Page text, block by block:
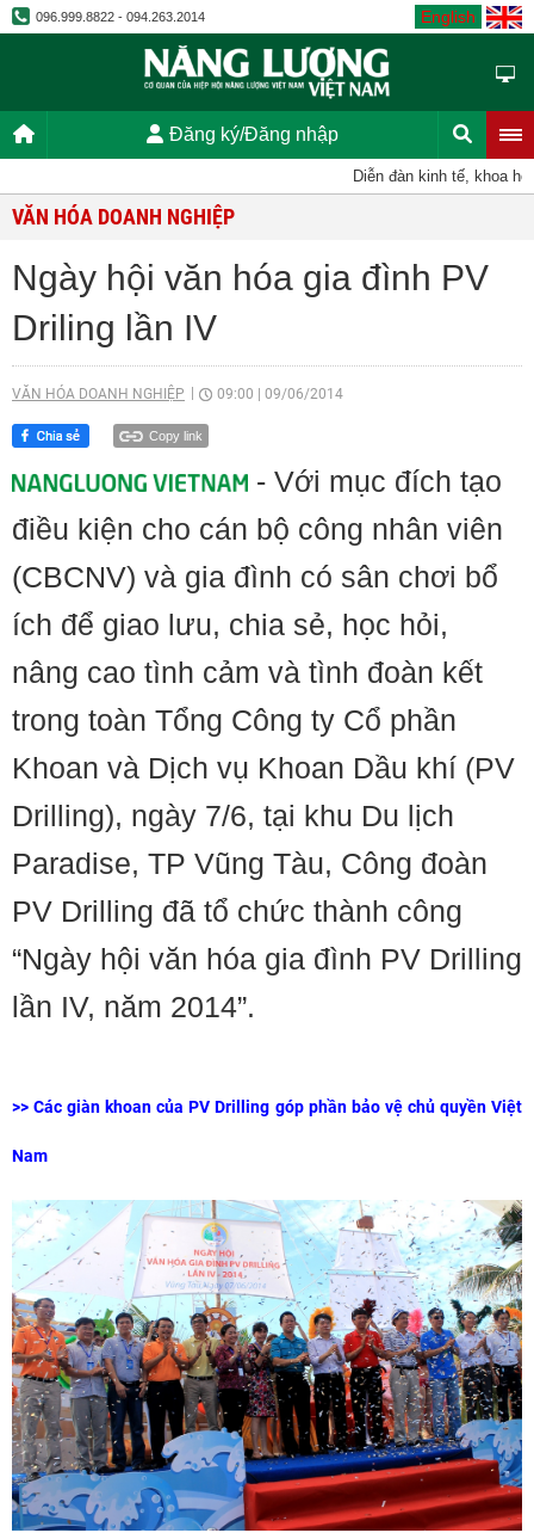
096.999.8822 - 094.263.2014 English
Đăng ký/Đăng nhập
Diễn đàn kinh tế, khoa
VĂN HÓA DOANH NGHIỆP
Ngày hội văn hóa gia đình PV
Driling lần IV
VĂN HÓA DOANH NGHIỆP 09:00 09/06/2014
Copy link
- Với mục đích tạo
điều kiện cho cán bộ công nhân viên
(CBCNV) và gia đình có sân chơi bổ
ích để giao lưu, chia sẻ, học hỏi,
nâng cao tình cảm và tình đoàn kết
trong toàn Tổng Công ty Cổ phần
Khoan và Dịch vụ Khoan Dầu khí (PV
Drilling), ngày 7/6, tại khu Du lịch
Paradise, TP Vũng Tàu, Công đoàn
PV Drilling đã tổ chức thành công
“Ngày hội văn hóa gia đình PV Drilling
lần IV, năm 2014”.
>>Các giàn khoan của PV Drilling góp phần bảo vệ chủ quyền Việt
Nam